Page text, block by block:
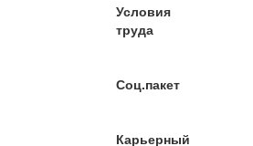
Условия
труда
Соц.пакет
Карьерный